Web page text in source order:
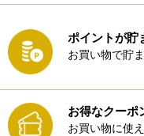
ポイントが貯
お買い物で貯
お得なクーポ
お買い物に使